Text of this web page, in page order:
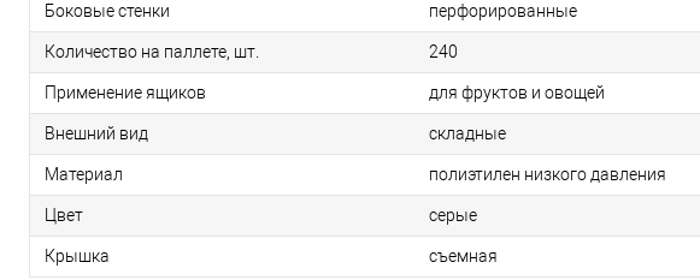
Боковые стенки перфорированные
Количество на паллете, шт. 240
Применение ящиков для фруктов и овощей
Внешний вид складные
Материал полиэтилен низкого давления
Цвет серые
Крышка съемная